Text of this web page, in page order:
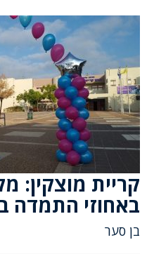
קריית מוצקין:
באחוזי התמדה
בן סער